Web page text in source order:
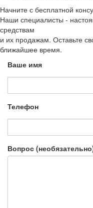
Начните с бесплатной
Наши специалисты -
средствам
и их продажам. Оставьте
ближайшее время.
Ваше имя
Телефон
Вопрос